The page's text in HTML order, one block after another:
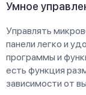
Умное
Управлять
панели легко и
программы и
есть функция
зависимости от